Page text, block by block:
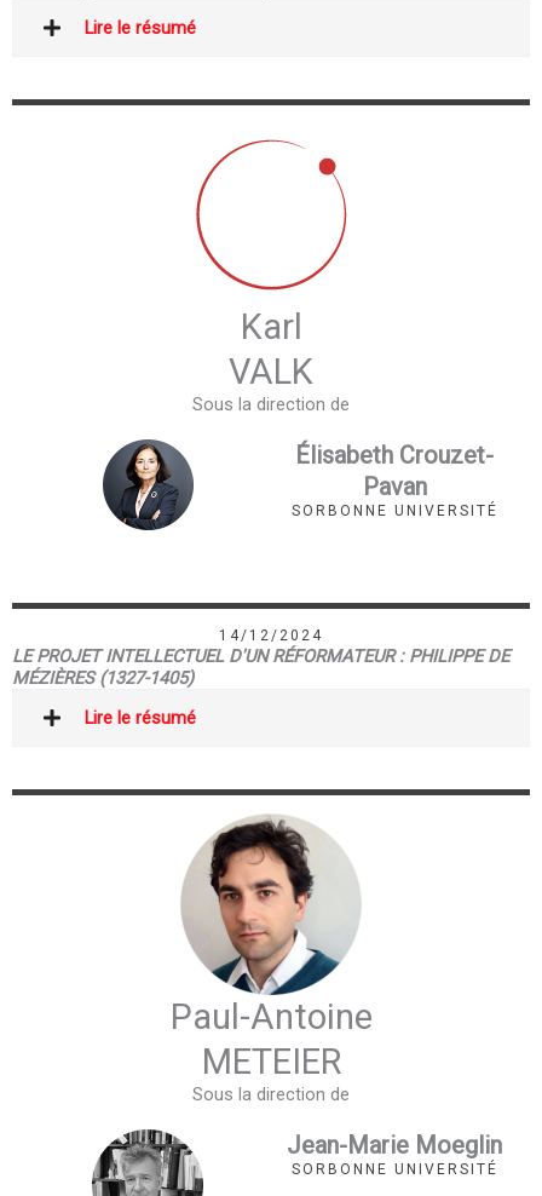
Lire le résumé
Karl
VALK
Sous la direction de
Élisabeth Crouzet-
Pavan
SORBONNE UNIVERSITÉ
14/12/2024
LE PROJET INTELLECTUEL D'UN RÉFORMATEUR : PHILIPPE DE
MÉZIÈRES (1327-1405)
Lire le résumé
Paul-Antoine
METEIER
Sous la direction de
Jean-Marie Moeglin
SORBONNE UNIVERSITÉ